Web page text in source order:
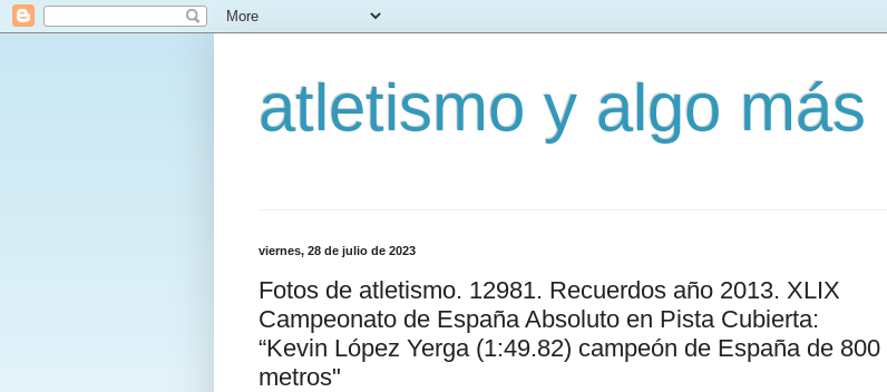
atletismo y algo más
viernes, 28 de julio de 2023
Fotos de atletismo. 12981. Recuerdos año 2013. XLIX
Campeonato de España Absoluto en Pista Cubierta:
“Kevin López Yerga (1:49.82) campeón de España de 800
metros"